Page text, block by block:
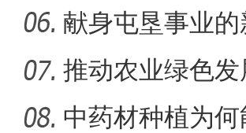
印，
献身屯垦事业的
推动农业绿色
别“白色污
中药材种植为